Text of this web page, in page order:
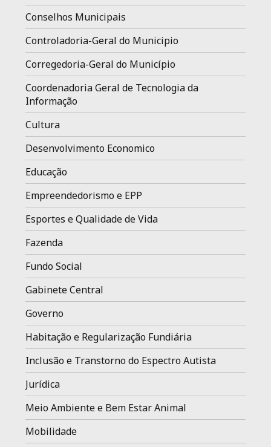
Conselhos Municipais
Controladoria-Geral do Municipio
Corregedoria-Geral do Município
Coordenadoria Geral de Tecnologia da
Informação
Cultura
Desenvolvimento Economico
Educação
Empreendedorismo e EPP
Esportes e Qualidade de Vida
Fazenda
Fundo Social
Gabinete Central
Governo
Habitação e Regularização Fundiária
Inclusão e Transtorno do Espectro Autista
Jurídica
Meio Ambiente e Bem Estar Animal
Mobilidade